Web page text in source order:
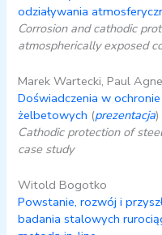
odziaływania
Corrosion and cathodic
atmospherically exposed
Marek Wartecki, Paul
Doświadczenia w
żelbetowych (prezentacja)
Cathodic protection of
case study
Witold Bogotko
Powstanie, rozwój i
badania stalowych